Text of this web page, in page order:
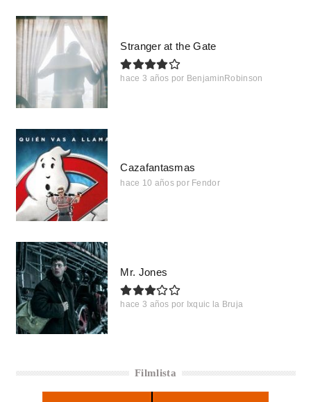
Stranger at the Gate
hace 3 años por BenjaminRobinson
Cazafantasmas
hace 10 años por Fendor
Mr. Jones
hace 3 años por Ixquic la Bruja
Filmlista